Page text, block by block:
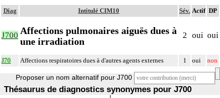
Diag Intitulé CIM10 Sév. Actif DP
J700 Affections pulmonaires aiguës dues à
une irradiation
2 oui oui
J70 Affections respiratoires dues à d'autres agents externes 1 oui non
Proposer un nom alternatif pour J700
Thésaurus de diagnostics synonymes pour J700